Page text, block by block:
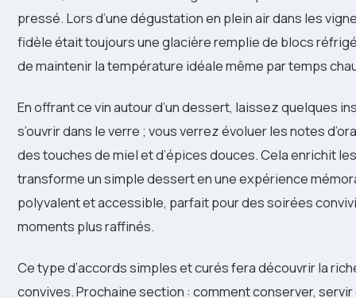
pressé. Lors d’une dégustation en plein air dans les
fidèle était toujours une glacière remplie de blocs
de maintenir la température idéale même par temps
En offrant ce vin autour d’un dessert, laissez quelques
s’ouvrir dans le verre ; vous verrez évoluer les notes
des touches de miel et d’épices douces. Cela enrichit
transforme un simple dessert en une expérience
polyvalent et accessible, parfait pour des soirées
moments plus raffinés.
Ce type d’accords simples et curés fera découvrir la
convives. Prochaine section : comment conserver,